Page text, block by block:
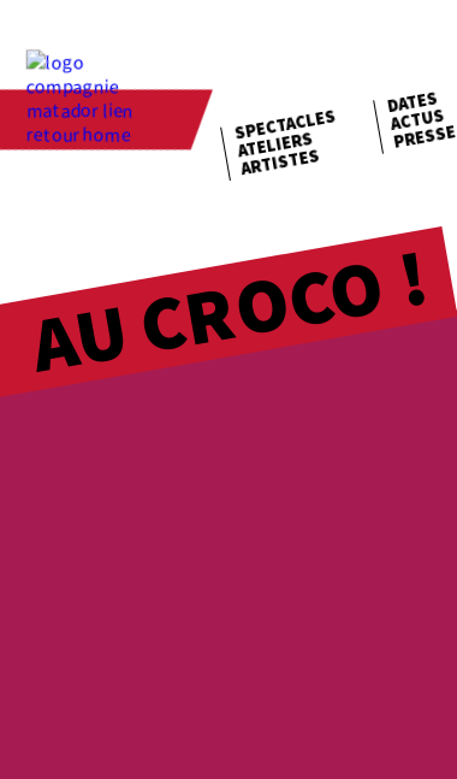
SPECTACLES
ATELIERS
ARTISTES
DATES
ACTUS
PRESSE
AU CROCO !